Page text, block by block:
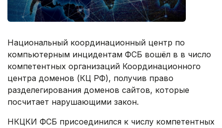
Национальный координационный центр по
компьютерным инцидентам ФСБ вошёл в в число
компетентных организаций Координационного
центра доменов (КЦ РФ), получив право
разделегирования доменов сайтов, которые
посчитает нарушающими закон.
НКЦКИ ФСБ присоединился к числу компетентных